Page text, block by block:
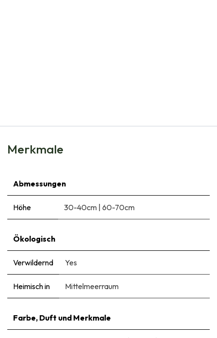
Merkmale
Abmessungen
Höhe 30-40cm | 60-70cm
Ökologisch
Verwildernd Yes
Heimisch in Mittelmeerraum
Farbe, Duft und Merkmale